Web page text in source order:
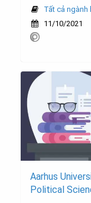
Tất cả ngành
11/10/2021
Aarhus
Political